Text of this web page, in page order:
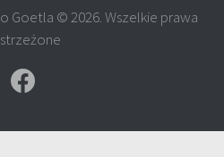
Goetla © 2026. Wszelkie prawa